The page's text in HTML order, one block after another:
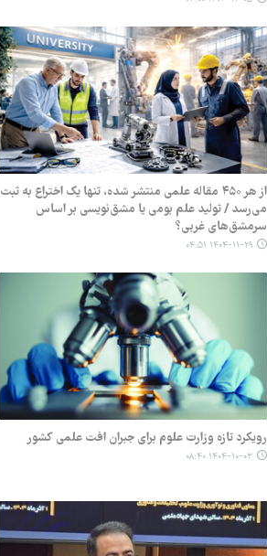
از هر ۴۵۰ مقاله علمی منتشر شده، تنها یک اختراع به ثبت
می‌رسد / تولید علم بومی یا مشق‌نویسی بر اساس
سرمشق‌های غربی؟
۱۴۰۴-۱۱-۲۹ ۰۴:۵۱
رویکرد تازه وزارت علوم برای جبران افت علمی کشور
۱۴۰۴-۱۰-۰۳ ۰۸:۴۰